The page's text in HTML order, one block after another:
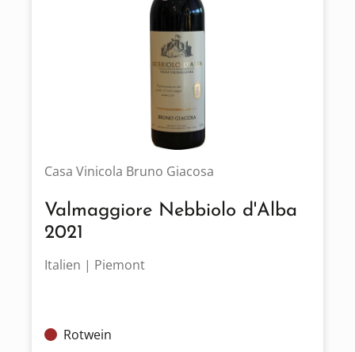
Casa Vinicola Bruno Giacosa
Valmaggiore Nebbiolo d'Alba
2021
Italien | Piemont
Rotwein